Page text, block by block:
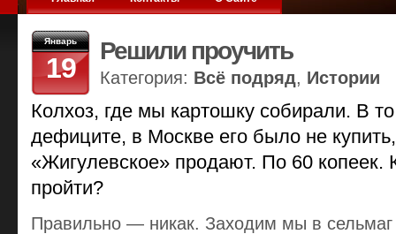
Январь
19
Решили проучить
Категория: Всё подряд, Истории
Колхоз, где мы картошку собирали. В
дефиците, в Москве его было не купить,
«Жигулевское» продают. По 60 копеек.
пройти?
Правильно — никак. Заходим мы в